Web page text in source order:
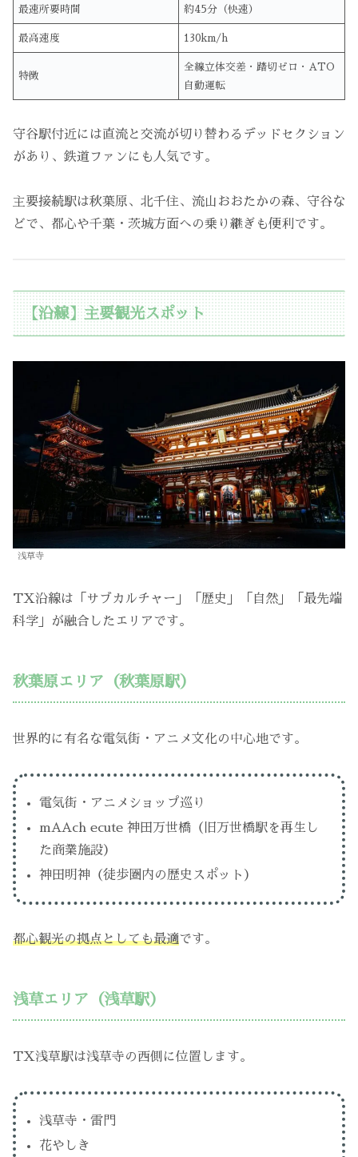
最速所要時間 約45分（快速）
最高速度 130km/h
特徴
全線立体交差・踏切ゼロ・ATO
自動運転
守谷駅付近には直流と交流が切り替わるデッドセクション
があり、鉄道ファンにも人気です。
主要接続駅は秋葉原、北千住、流山おおたかの森、守谷な
どで、都心や千葉・茨城方面への乗り継ぎも便利です。
【沿線】主要観光スポット
浅草寺
TX沿線は「サブカルチャー」「歴史」「自然」「最先端
科学」が融合したエリアです。
秋葉原エリア（秋葉原駅）
世界的に有名な電気街・アニメ文化の中心地です。
電気街・アニメショップ巡り
mAAch ecute 神田万世橋（旧万世橋駅を再生し
た商業施設）
神田明神（徒歩圏内の歴史スポット）
都心観光の拠点としても最適です。
浅草エリア（浅草駅）
TX浅草駅は浅草寺の西側に位置します。
浅草寺・雷門
花やしき